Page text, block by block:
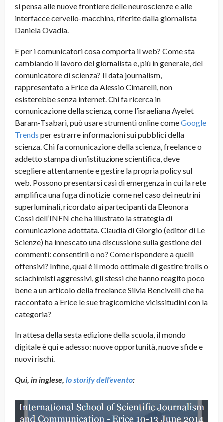
si pensa alle nuove frontiere delle neuroscienze e alle
interfacce cervello-macchina, riferite dalla giornalista
Daniela Ovadia.
E per i comunicatori cosa comporta il web? Come sta
cambiando il lavoro del giornalista e, più in generale, del
comunicatore di scienza? Il data journalism,
rappresentato a Erice da Alessio Cimarelli, non
esisterebbe senza internet. Chi fa ricerca in
comunicazione della scienza, come l’israeliana Ayelet
Baram-Tsabari, può usare strumenti online comeGoogle
Trends per estrarre informazioni sui pubblici della
scienza. Chi fa comunicazione della scienza, freelance o
addetto stampa di un’istituzione scientifica, deve
scegliere attentamente e gestire la propria policy sul
web. Possono presentarsi casi di emergenza in cui la rete
amplifica una fuga di notizie, come nel caso dei neutrini
superluminali, ricordato ai partecipanti da Eleonora
Cossi dell’INFN che ha illustrato la strategia di
comunicazione adottata. Claudia di Giorgio (editor di Le
Scienze) ha innescato una discussione sulla gestione dei
commenti: consentirli o no? Come rispondere a quelli
offensivi? Infine, qual è il modo ottimale di gestire trolls o
sciachimisti aggressivi, gli stessi che hanno reagito poco
bene a un articolo della freelance Silvia Bencivelli che ha
raccontato a Erice le sue tragicomiche vicissitudini con la
categoria?
In attesa della sesta edizione della scuola, il mondo
digitale è qui e adesso: nuove opportunità, nuove sfide e
nuovi rischi.
Qui, in inglese, lo storify dell’evento: